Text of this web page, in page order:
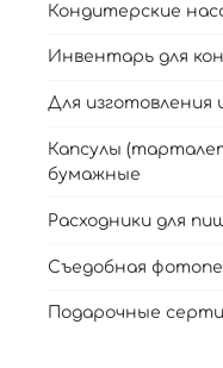
Кондитерские
Инвентарь для
Для изготовления
Капсулы
бумажные
Расходники для
Съедобная
Подарочные